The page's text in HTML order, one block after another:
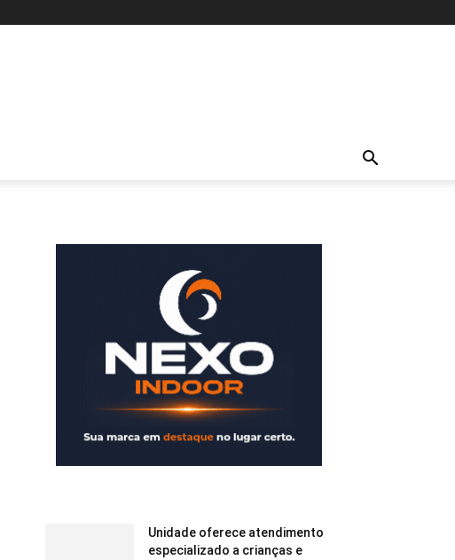
Unidade oferece atendimento
especializado a crianças e